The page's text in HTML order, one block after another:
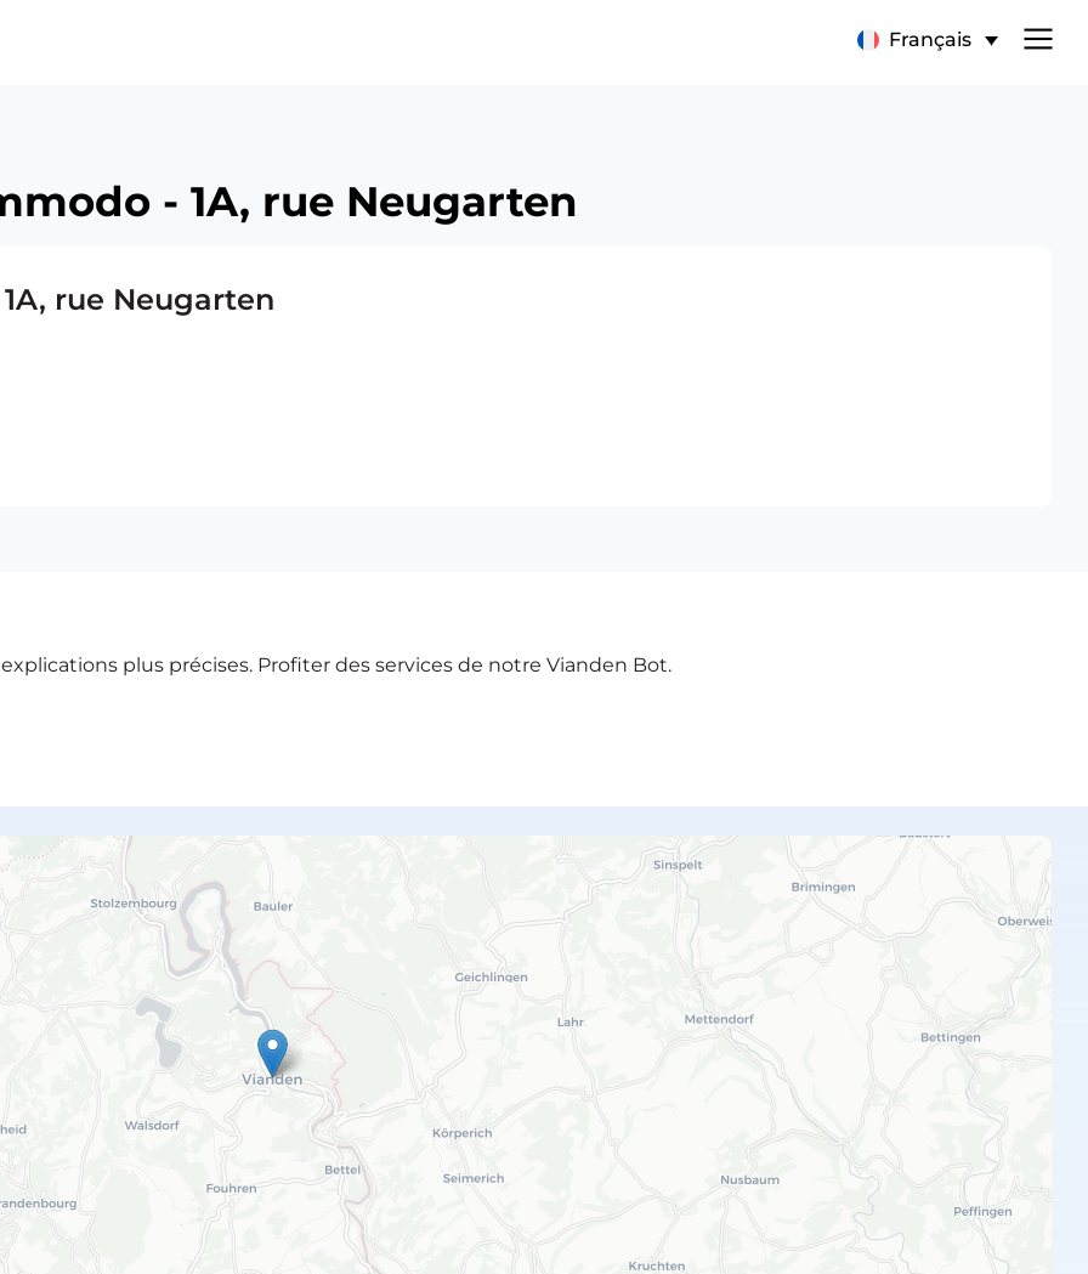
Français
- 1A, rue Neugarten
rue Neugarten
plus précises. Profiter des services de notre Vianden Bot.